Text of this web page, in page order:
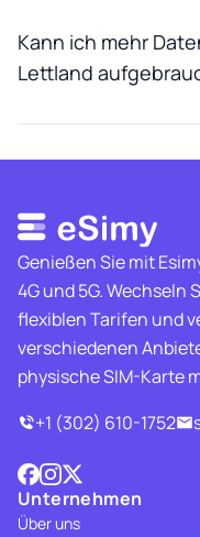
Kann ich mehr
Lettland
Genießen Sie mit
4G und 5G. Wechseln
flexiblen Tarifen und
verschiedenen
physische SIM-Karte
+1 (302) 610-1752
Unternehmen
Über uns